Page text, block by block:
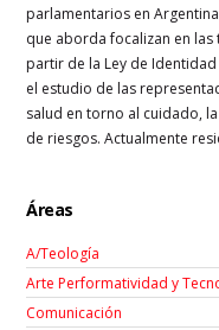
parlamentarios en
que aborda focalizan en
partir de la Ley de
el estudio de las
salud en torno al cuidado,
de riesgos. Actualmente
Áreas
A/Teología
Arte Performatividad y
Comunicación